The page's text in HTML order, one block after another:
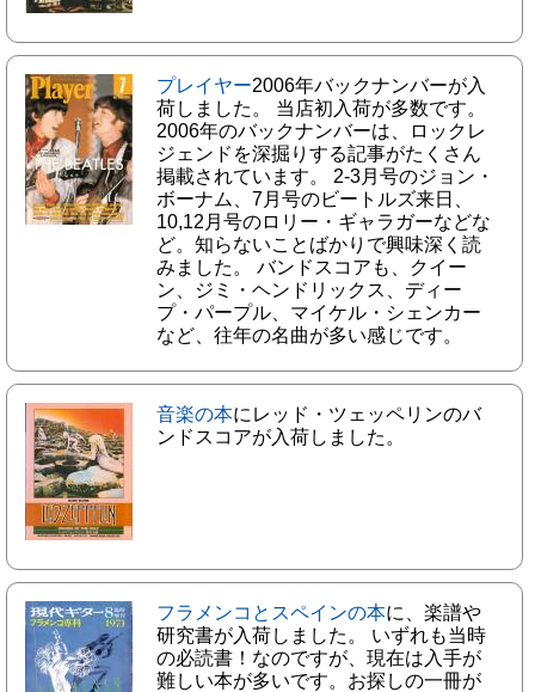
プレイヤー2006年バックナンバーが入
荷しました。 当店初入荷が多数です。
2006年のバックナンバーは、ロックレ
ジェンドを深掘りする記事がたくさん
掲載されています。 2-3月号のジョン・
ボーナム、7月号のビートルズ来日、
10,12月号のロリー・ギャラガーなどな
ど。知らないことばかりで興味深く読
みました。 バンドスコアも、クイー
ン、ジミ・ヘンドリックス、ディー
プ・パープル、マイケル・シェンカー
など、往年の名曲が多い感じです。
音楽の本にレッド・ツェッペリンのバ
ンドスコアが入荷しました。
フラメンコとスペインの本に、楽譜や
研究書が入荷しました。 いずれも当時
の必読書！なのですが、現在は入手が
難しい本が多いです。お探しの一冊が